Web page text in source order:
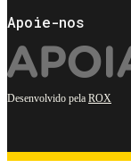
Apoie-nos
Desenvolvido pela ROX